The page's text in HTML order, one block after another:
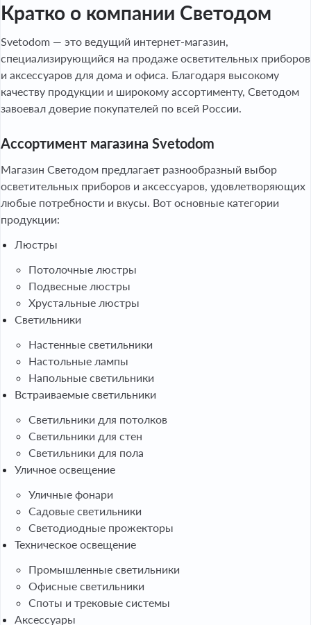
Кратко о компании Светодом
Svetodom — это ведущий интернет-магазин,
специализирующийся на продаже осветительных приборов
и аксессуаров для дома и офиса. Благодаря высокому
качеству продукции и широкому ассортименту, Светодом
завоевал доверие покупателей по всей России.
Ассортимент магазина Svetodom
Магазин Светодом предлагает разнообразный выбор
осветительных приборов и аксессуаров, удовлетворяющих
любые потребности и вкусы. Вот основные категории
продукции:
Люстры
Потолочные люстры
Подвесные люстры
Хрустальные люстры
Светильники
Настенные светильники
Настольные лампы
Напольные светильники
Встраиваемые светильники
Светильники для потолков
Светильники для стен
Светильники для пола
Уличное освещение
Уличные фонари
Садовые светильники
Светодиодные прожекторы
Техническое освещение
Промышленные светильники
Офисные светильники
Споты и трековые системы
Аксессуары